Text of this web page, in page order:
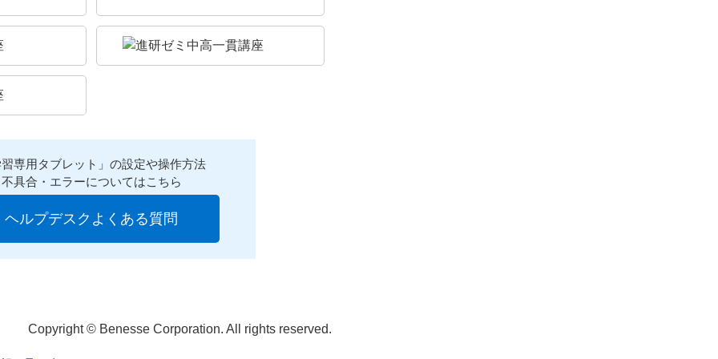
専用タブレット」の設定や操作方法
不具合・エラーについてはこちら
ヘルプデスクよくある質問
Copyright © Benesse Corporation. All rights reserved.